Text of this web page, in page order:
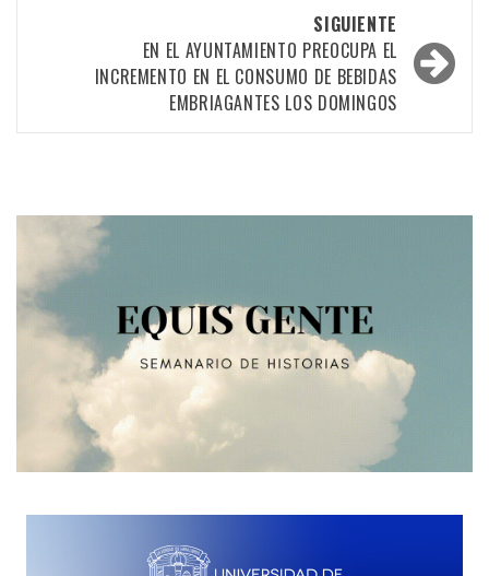
SIGUIENTE
EN EL AYUNTAMIENTO PREOCUPA EL
INCREMENTO EN EL CONSUMO DE BEBIDAS
EMBRIAGANTES LOS DOMINGOS